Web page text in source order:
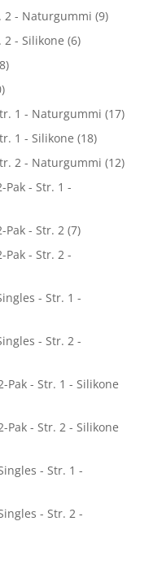
2 - Naturgummi (9)
2 - Silikone (6)
1 - Naturgummi (17)
1 - Silikone (18)
2 - Naturgummi (12)
Pak - Str. 1 -
Pak - Str. 2 (7)
Pak - Str. 2 -
- Str. 1 -
- Str. 2 -
Pak - Str. 1 - Silikone
Pak - Str. 2 - Silikone
- Str. 1 -
- Str. 2 -